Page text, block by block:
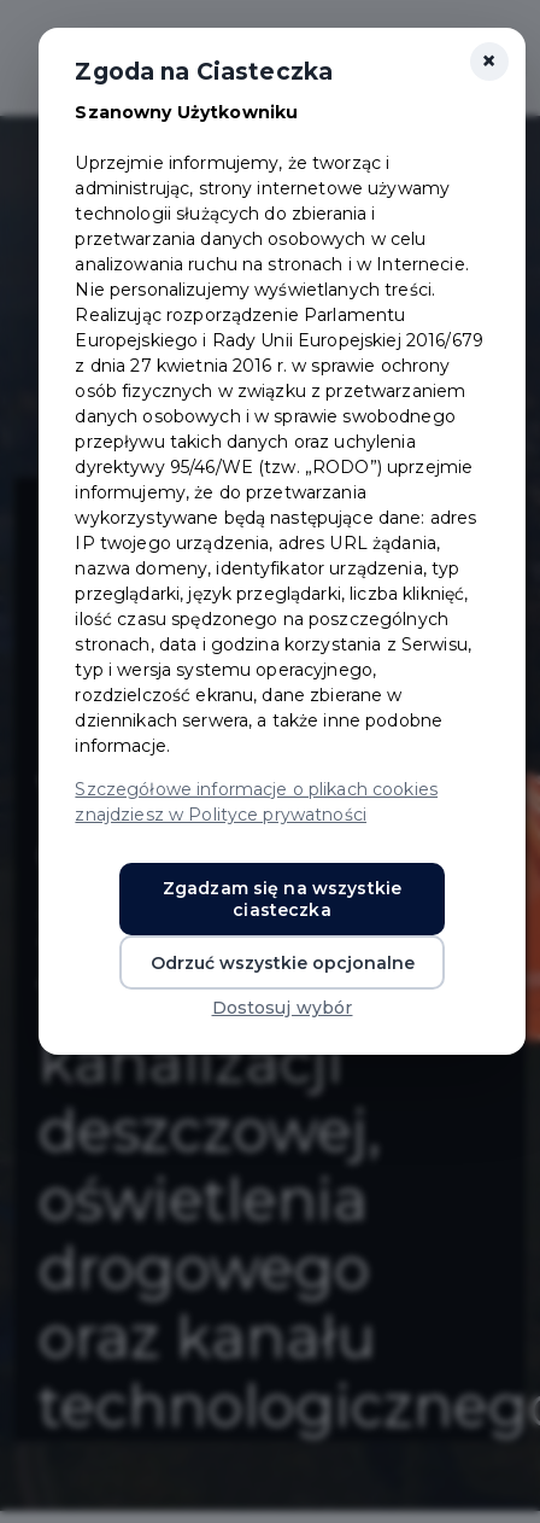
Budowa ulicy
Miłosza oraz
rozbudowa
ulicy Herberta
w Pruszczu
Gdańskim, wraz
z budową w
tych ulicach
kanalizacji
deszczowej,
oświetlenia
drogowego
oraz kanału
×
Zgoda na Ciasteczka
Szanowny Użytkowniku
Uprzejmie informujemy, że tworząc i
administrując, strony internetowe używamy
technologii służących do zbierania i
przetwarzania danych osobowych w celu
analizowania ruchu na stronach i w Internecie.
Nie personalizujemy wyświetlanych treści.
Realizując rozporządzenie Parlamentu
Europejskiego i Rady Unii Europejskiej 2016/679
z dnia 27 kwietnia 2016 r. w sprawie ochrony
osób fizycznych w związku z przetwarzaniem
danych osobowych i w sprawie swobodnego
przepływu takich danych oraz uchylenia
dyrektywy 95/46/WE (tzw. „RODO”) uprzejmie
informujemy, że do przetwarzania
wykorzystywane będą następujące dane: adres
IP twojego urządzenia, adres URL żądania,
nazwa domeny, identyfikator urządzenia, typ
przeglądarki, język przeglądarki, liczba kliknięć,
ilość czasu spędzonego na poszczególnych
stronach, data i godzina korzystania z Serwisu,
typ i wersja systemu operacyjnego,
rozdzielczość ekranu, dane zbierane w
dziennikach serwera, a także inne podobne
informacje.
Szczegółowe informacje o plikach cookies
znajdziesz w Polityce prywatności
Zgadzam się na wszystkie
ciasteczka
Odrzuć wszystkie opcjonalne
Dostosuj wybór